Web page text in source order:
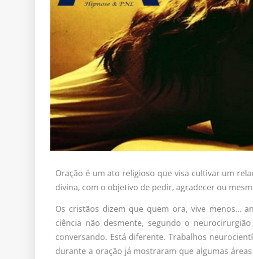
Oração é um ato religioso que visa cultivar um
divina, com o objetivo de pedir, agradecer ou
Os cristãos dizem que quem ora, vive menos…
ciência não desmente, segundo o
conversando. Está diferente. Trabalhos
durante a oração já mostraram que algumas